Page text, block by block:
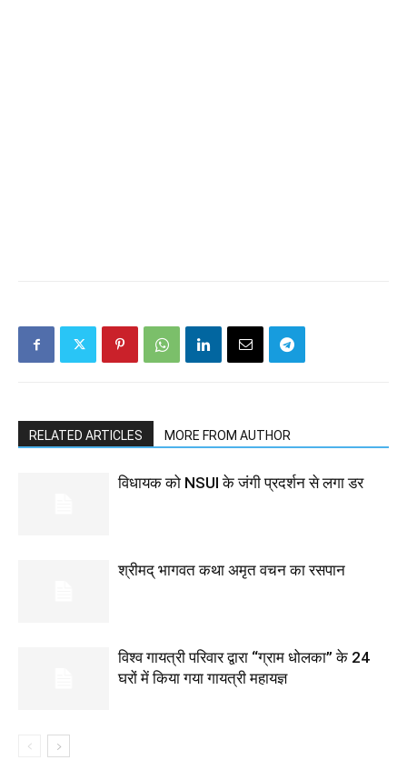
RELATED ARTICLES MORE FROM AUTHOR
विधायक को NSUI के जंगी प्रदर्शन से लगा डर
श्रीमद् भागवत कथा अमृत वचन का रसपान
विश्व गायत्री परिवार द्वारा “ग्राम धोलका” के 24
घरों में किया गया गायत्री महायज्ञ